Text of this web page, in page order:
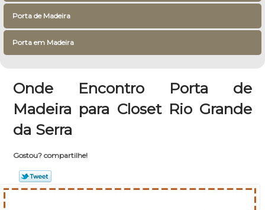
Porta de Madeira
Porta em Madeira
Onde Encontro Porta de
Madeira para Closet Rio Grande
da Serra
Gostou? compartilhe!